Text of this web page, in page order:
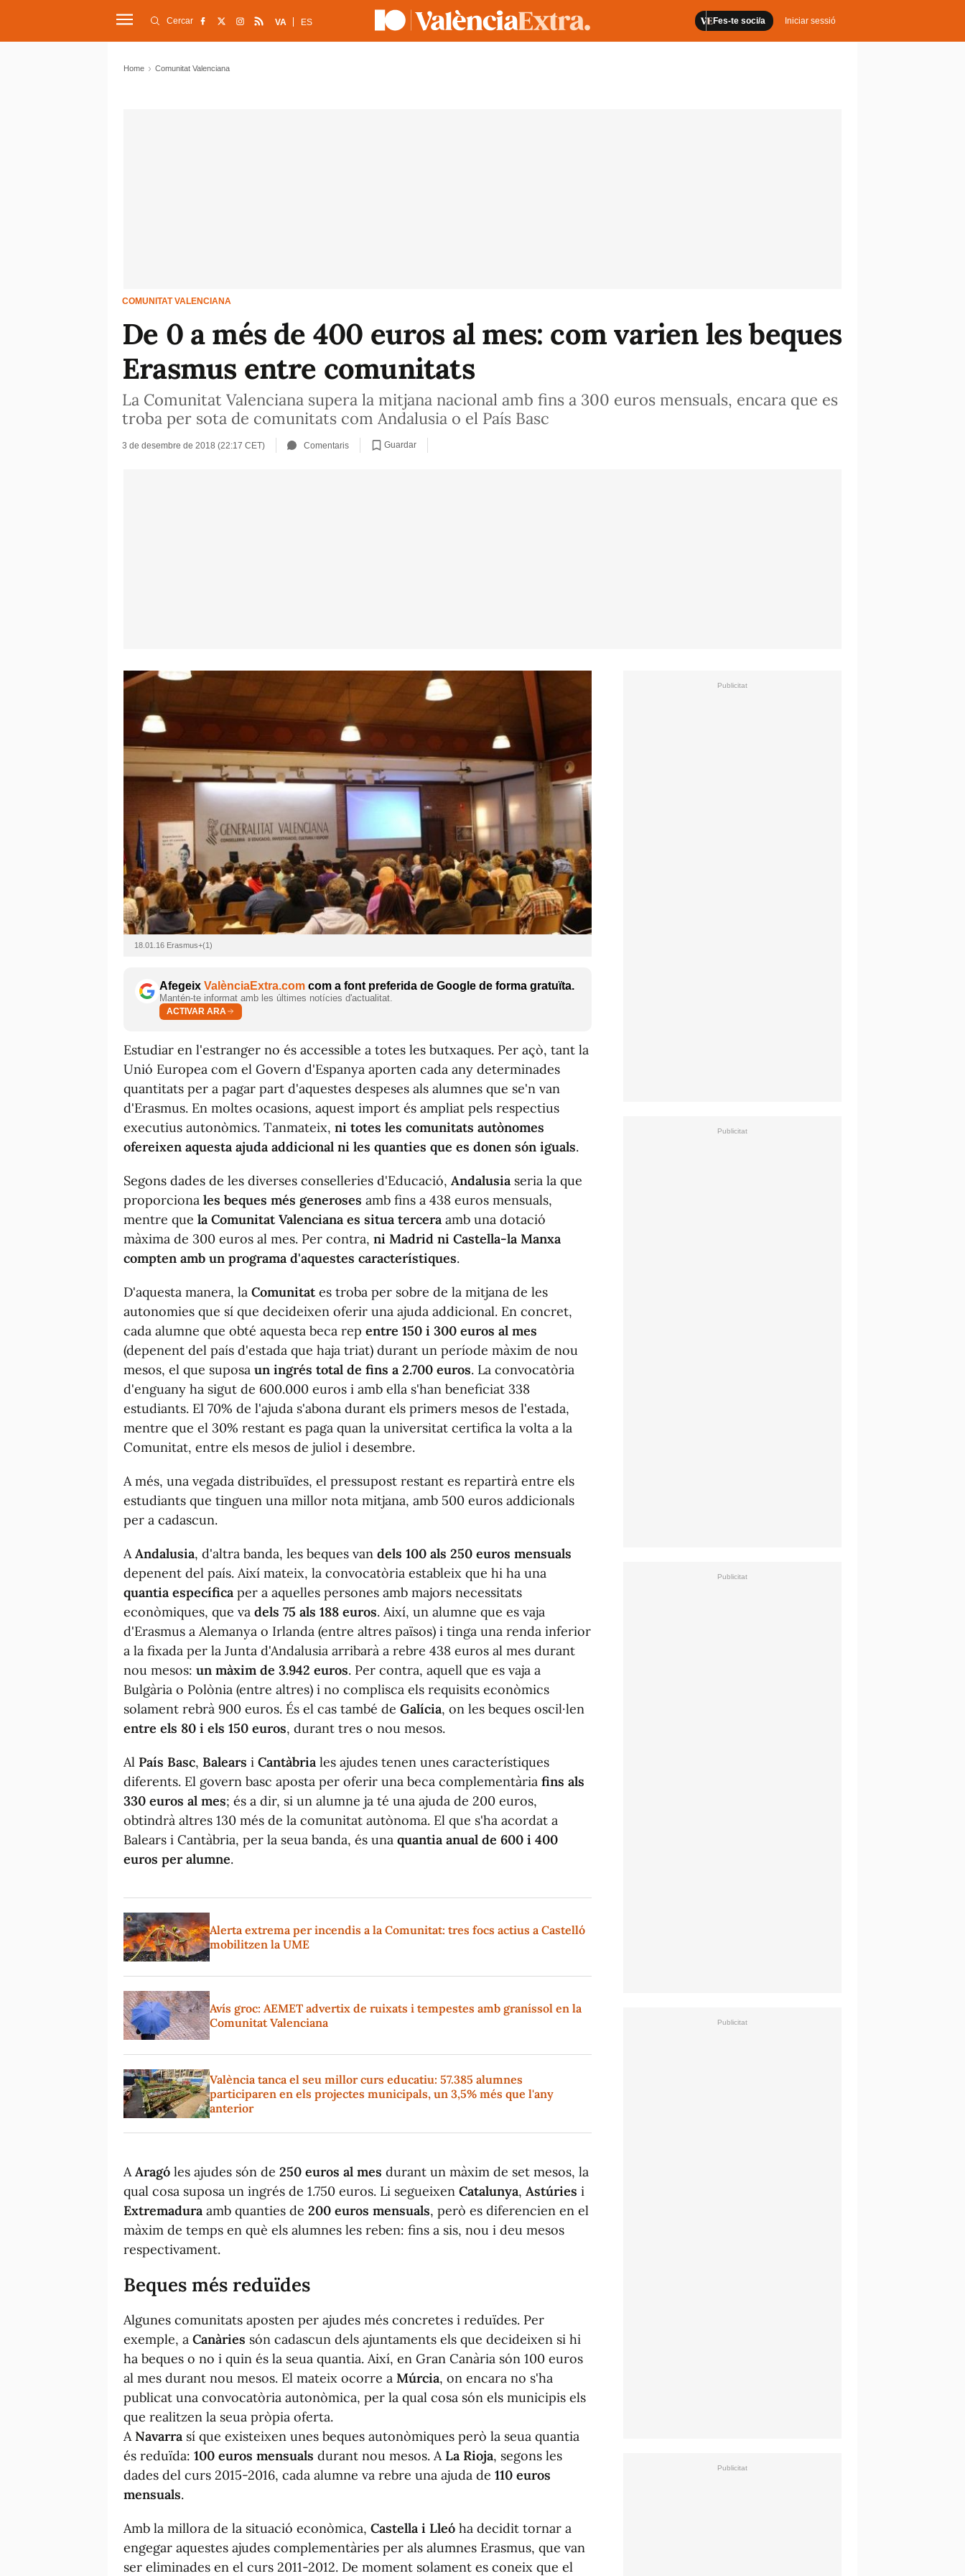
Fes-te soci/a Iniciar sessió
Cercar VA ES
Home Comunitat Valenciana
COMUNITAT VALENCIANA
De 0 a més de 400 euros al mes: com varien les beques
Erasmus entre comunitats
La Comunitat Valenciana supera la mitjana nacional amb fins a 300 euros mensuals, encara que es
troba per sota de comunitats com Andalusia o el País Basc
3 de desembre de 2018 (22:17 CET) Comentaris Guardar
18.01.16 Erasmus+(1)
Afegeix ValènciaExtra.com com a font preferida de Google de forma gratuïta.
Mantén-te informat amb les últimes notícies d'actualitat.
ACTIVAR ARA
Estudiar en l'estranger no és accessible a totes les butxaques. Per açò, tant la
Unió Europea com el Govern d'Espanya aporten cada any determinades
quantitats per a pagar part d'aquestes despeses als alumnes que se'n van
d'Erasmus. En moltes ocasions, aquest import és ampliat pels respectius
executius autonòmics. Tanmateix, ni totes les comunitats autònomes
ofereixen aquesta ajuda addicional ni les quanties que es donen són iguals.
Segons dades de les diverses conselleries d'Educació, Andalusia seria la que
proporciona les beques més generoses amb fins a 438 euros mensuals,
mentre que la Comunitat Valenciana es situa tercera amb una dotació
màxima de 300 euros al mes. Per contra, ni Madrid ni Castella-la Manxa
compten amb un programa d'aquestes característiques.
D'aquesta manera, la Comunitates troba per sobre de la mitjana de les
autonomies que sí que decideixen oferir una ajuda addicional. En concret,
cada alumne que obté aquesta beca rep entre 150 i 300 euros al mes
(depenent del país d'estada que haja triat) durant un període màxim de nou
mesos, el que suposa un ingrés total de fins a 2.700 euros. La convocatòria
d'enguany ha sigut de 600.000 euros i amb ella s'han beneficiat 338
estudiants. El 70% de l'ajuda s'abona durant els primers mesos de l'estada,
mentre que el 30% restant es paga quan la universitat certifica la volta a la
Comunitat, entre els mesos de juliol i desembre.
A més, una vegada distribuïdes, el pressupost restant es repartirà entre els
estudiants que tinguen una millor nota mitjana, amb 500 euros addicionals
per a cadascun.
AAndalusia, d'altra banda, les beques van dels 100 als 250 euros mensuals
depenent del país. Així mateix, la convocatòria estableix que hi ha una
quantia específica per a aquelles persones amb majors necessitats
econòmiques, que va dels 75 als 188 euros. Així, un alumne que es vaja
d'Erasmus a Alemanya o Irlanda (entre altres països) i tinga una renda inferior
a la fixada per la Junta d'Andalusia arribarà a rebre 438 euros al mes durant
nou mesos: un màxim de 3.942 euros. Per contra, aquell que es vaja a
Bulgària o Polònia (entre altres) i no complisca els requisits econòmics
solament rebrà 900 euros. És el cas també de Galícia, on les beques oscil·len
entre els 80 i els 150 euros, durant tres o nou mesos.
Al País Basc, Balears i Cantàbria les ajudes tenen unes característiques
diferents. El govern basc aposta per oferir una beca complementària fins als
330 euros al mes; és a dir, si un alumne ja té una ajuda de 200 euros,
obtindrà altres 130 més de la comunitat autònoma. El que s'ha acordat a
Balears i Cantàbria, per la seua banda, és una quantia anual de 600 i 400
euros per alumne.
Alerta extrema per incendis a la Comunitat: tres focs actius a Castelló
mobilitzen la UME
Avís groc: AEMET advertix de ruixats i tempestes amb graníssol en la
Comunitat Valenciana
València tanca el seu millor curs educatiu: 57.385 alumnes
participaren en els projectes municipals, un 3,5% més que l'any
anterior
AAragó les ajudes són de 250 euros al mes durant un màxim de set mesos, la
qual cosa suposa un ingrés de 1.750 euros. Li segueixen Catalunya, Astúries i
Extremadura amb quanties de 200 euros mensuals, però es diferencien en el
màxim de temps en què els alumnes les reben: fins a sis, nou i deu mesos
respectivament.
Beques més reduïdes
Algunes comunitats aposten per ajudes més concretes i reduïdes. Per
exemple, a Canàries són cadascun dels ajuntaments els que decideixen si hi
ha beques o no i quin és la seua quantia. Així, en Gran Canària són 100 euros
al mes durant nou mesos. El mateix ocorre a Múrcia, on encara no s'ha
publicat una convocatòria autonòmica, per la qual cosa són els municipis els
que realitzen la seua pròpia oferta.
A Navarra sí que existeixen unes beques autonòmiques però la seua quantia
és reduïda: 100 euros mensuals durant nou mesos. A La Rioja, segons les
dades del curs 2015-2016, cada alumne va rebre una ajuda de 110 euros
mensuals.
Amb la millora de la situació econòmica, Castella i Lleó ha decidit tornar a
engegar aquestes ajudes complementàries per als alumnes Erasmus, que van
ser eliminades en el curs 2011-2012. De moment solament es coneix que el